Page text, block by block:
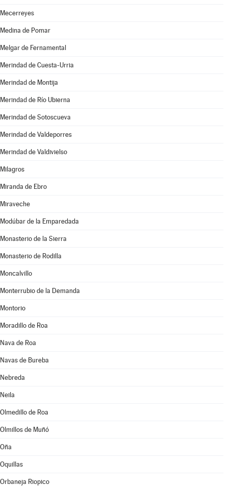
Mecerreyes
Medina de Pomar
Melgar de Fernamental
Merindad de Cuesta-Urria
Merindad de Montija
Merindad de Río Ubierna
Merindad de Sotoscueva
Merindad de Valdeporres
Merindad de Valdivielso
Milagros
Miranda de Ebro
Miraveche
Modúbar de la Emparedada
Monasterio de la Sierra
Monasterio de Rodilla
Moncalvillo
Monterrubio de la Demanda
Montorio
Moradillo de Roa
Nava de Roa
Navas de Bureba
Nebreda
Neila
Olmedillo de Roa
Olmillos de Muñó
Oña
Oquillas
Orbaneja Riopico